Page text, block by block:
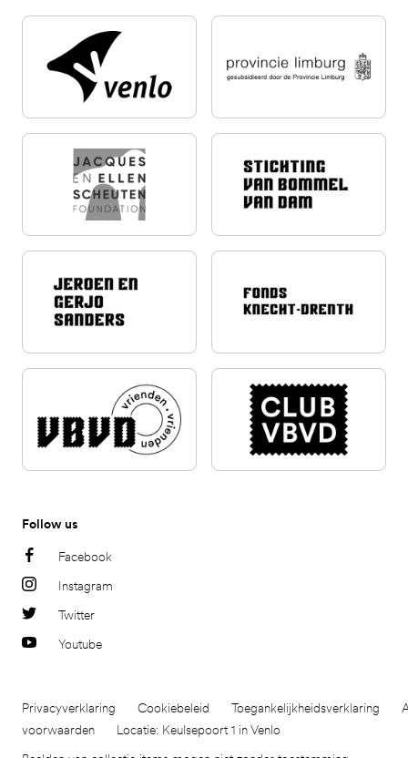
Follow us
Facebook
Instagram
Twitter
Youtube
Privacyverklaring Cookiebeleid Toegankelijkheidsverklaring
voorwaarden
Locatie: Keulsepoort 1 in Venlo